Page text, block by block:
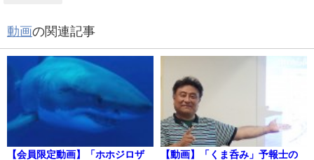
動画の関連記事
【会員限定動画】「ホホジロザ
【動画】「くま呑み」予報士の